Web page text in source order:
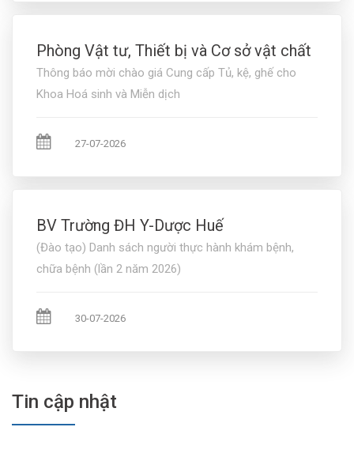
Phòng Vật tư, Thiết bị và Cơ sở vật chất
Thông báo mời chào giá Cung cấp Tủ, kệ, ghế cho
Khoa Hoá sinh và Miễn dịch
27-07-2026
BV Trường ĐH Y-Dược Huế
(Đào tạo) Danh sách người thực hành khám bệnh,
chữa bệnh (lần 2 năm 2026)
30-07-2026
Tin cập nhật